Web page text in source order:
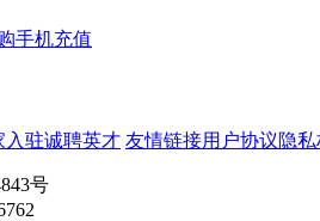
手机充值
入驻诚聘英才 友情链接用户协议隐
号